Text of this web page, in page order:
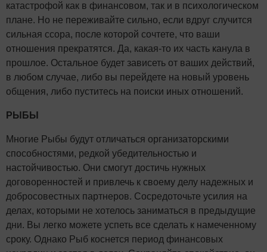
катастрофой как в финансовом, так и в психологическом
плане. Но не переживайте сильно, если вдруг случится
сильная ссора, после которой сочтете, что ваши
отношения прекратятся. Да, какая-то их часть канула в
прошлое. Остальное будет зависеть от ваших действий,
в любом случае, либо вы перейдете на новый уровень
общения, либо пуститесь на поиски иных отношений.
РЫБЫ
Многие Рыбы будут отличаться организаторскими
способностями, редкой убедительностью и
настойчивостью. Они смогут достичь нужных
договоренностей и привлечь к своему делу надежных и
добросовестных партнеров. Сосредоточьте усилия на
делах, которыми не хотелось заниматься в предыдущие
дни. Вы легко можете успеть все сделать к намеченному
сроку. Однако Рыб коснется период финансовых